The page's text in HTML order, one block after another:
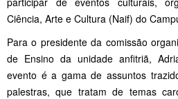
Ciência, Arte e Cultura (Naif) do
Para o presidente da comissão
de Ensino da unidade anfitriã,
evento é a gama de assuntos
palestras, que tratam de temas